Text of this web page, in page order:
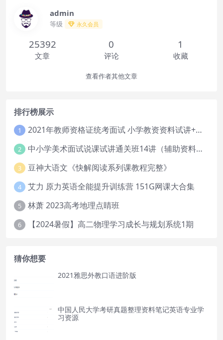
admin
等级 永久会员
25392
文章
0
评论
1
收藏
查看作者其他文章
排行榜展示
1 2021年教师资格证统考面试 小学教资资料试讲+答辩
2 中小学美术面试说课试讲通关班14讲（辅助资料第一套）
3 豆神大语文《快解阅读系列课教程完整》
4 艾力 原力英语全能提升训练营 151G网课大合集
5 林萧 2023高考地理点睛班
6 【2024暑假】高二物理学习成长与规划系统1期
猜你想要
2021雅思外教口语进阶版
中国人民大学考研真题整理资料笔记英语专业学
习资源